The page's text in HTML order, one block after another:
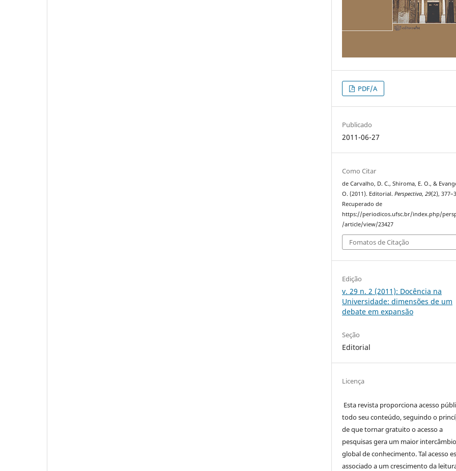
PDF/A
Publicado
2011-06-27
Como Citar
de Carvalho, D. C., Shiroma, E. O., &
O. (2011). Editorial.Perspectiva,29(2),
Recuperado de
https://periodicos.ufsc.br/index.php/
/article/view/23427
Fomatos de Citação
Edição
v. 29 n. 2 (2011): Docência na
Universidade: dimensões de um
debate em expansão
Seção
Editorial
Licença
Esta revista proporciona acesso
todo seu conteúdo, seguindo o
de que tornar gratuito o acesso a
pesquisas gera um maior intercâmbio
global de conhecimento. Tal acesso
associado a um crescimento da